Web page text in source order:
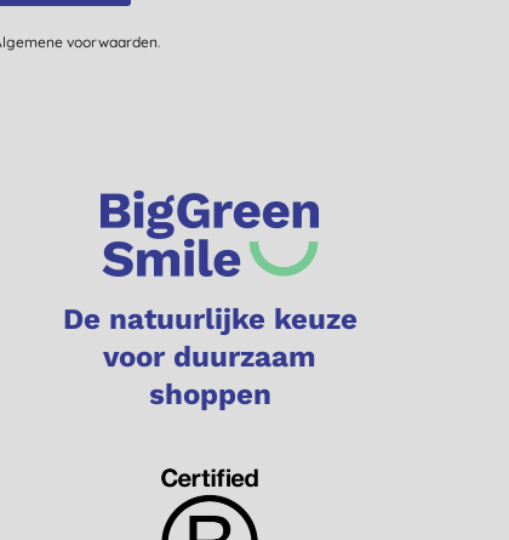
voorwaarden.
De natuurlijke keuze
voor duurzaam
shoppen